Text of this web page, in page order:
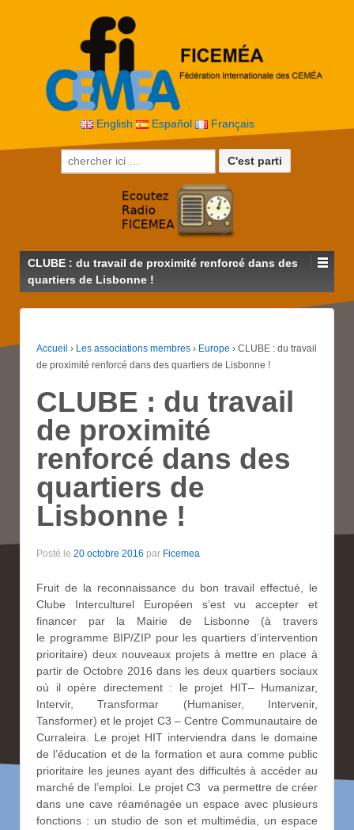
English Español Français
Recherche pour:
CLUBE : du travail de proximité renforcé dans des
quartiers de Lisbonne !
Accueil › Les associations membres › Europe › CLUBE : du travail
de proximité renforcé dans des quartiers de Lisbonne !
CLUBE : du travail
de proximité
renforcé dans des
quartiers de
Lisbonne !
Posté le 20 octobre 2016 par Ficemea
Fruit de la reconnaissance du bon travail effectué, le
Clube Interculturel Européen s’est vu accepter et
financer par la Mairie de Lisbonne (à travers
le programme BIP/ZIP pour les quartiers d’intervention
prioritaire) deux nouveaux projets à mettre en place à
partir de Octobre 2016 dans les deux quartiers sociaux
où il opère directement : le projet HIT– Humanizar,
Intervir, Transformar (Humaniser, Intervenir,
Tansformer) et le projet C3 – Centre Communautaire de
Curraleira. Le projet HIT interviendra dans le domaine
de l’éducation et de la formation et aura comme public
prioritaire les jeunes ayant des difficultés à accéder au
marché de l’emploi. Le projet C3
va permettre de créer
dans une cave réaménagée un espace avec plusieurs
fonctions : un studio de son et multimédia, un espace